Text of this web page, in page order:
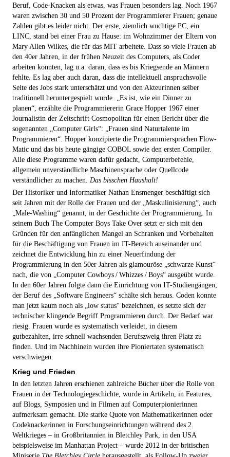
Beruf, Code-Knacken als etwas, was Frauen besonders lag. Noch 1967
waren zwischen 30 und 50 Prozent der Programmierer Frauen; genaue
Zahlen gibt es leider nicht. Der erste, ziemlich wuchtige PC, ein
LINC, stand bei einer Frau zu Hause: im Wohnzimmer der Eltern von
Mary Allen Wilkes, die für das MIT arbeitete. Dass so viele Frauen ab
den 40er Jahren, in der frühen Neuzeit des Computers, als Coder
arbeiten konnten, lag u.a. daran, dass es bis Kriegsende an Männern
fehlte. Es lag aber auch daran, dass die intellektuell anspruchsvolle
Seite des Jobs stark unterschätzt und von den Akteurinnen selber
traditionell heruntergespielt wurde. „Es ist, wie ein Dinner zu
planen“, erzählte die Programmiererin Grace Hopper 1967 einer
Journalistin der Zeitschrift Cosmopolitan für einen Bericht über die
sogenannten „Computer Girls“: „Frauen sind Naturtalente im
Programmieren“. Hopper konzipierte die Programmiersprachen Flow-
Matic und das bis heute gängige COBOL sowie den ersten Compiler.
Alle diese Programme waren dafür gedacht, Computerbefehle,
allgemein unverständliche Maschinensprache oder Quellcode
verständlicher zu machen. Das bisschen Haushalt!
Der Historiker und Informatiker Nathan Ensmenger beschäftigt sich
seit Jahren mit der Rolle der Frauen und der „Maskulinisierung“, auch
„Male-Washing“ genannt, in der Geschichte der Programmierung. In
seinem Buch The Computer Boys Take Over setzt er sich mit den
Gründen für den anfänglichen Mangel an Schranken und Vorbehalten
für die Beschäftigung von Frauen im IT-Bereich auseinander und
zeichnet die Entwicklung hin zu einer Neuerfindung der
Programmierung in den 50er Jahren als glamouröse „schwarze Kunst“
nach, die von „Computer Cowboys / Whizzes / ­Boys“ ausgeübt wurde.
In den 60er Jahren folgte dann die Einrichtung von IT-Studiengängen;
der Beruf des „Software Engineers“ schälte sich heraus. Coden konnte
man jetzt kaum noch als „low status“ bezeichnen, es setzte sich der
technischer klingende Begriff Programmieren durch. Der Bedarf war
riesig. Frauen wurde es systematisch verleidet, in diesem
gutbezahlten, irre schnell wachsenden Berufszweig ihren Platz zu
finden. Und im Nachhinein wurden ihre Pioniertaten systematisch
verschwiegen.
Krieg und Frieden
In den letzten Jahren erschienen zahlreiche Bücher über die Rolle von
Frauen in der Technologiegeschichte, wurde in Artikeln, in Features,
auf Blogs, Symposien und in Filmen auf Computerpionier­innen
aufmerksam gemacht. Die starke Quote von Mathematikerinnen oder
Codeknackerinnen in Forschungseinrichtungen während des 2.
Weltkrieges – in Großbritannien in Bletchley Park, in den USA
beispielsweise im Manhattan Project – wurde 2012 in der britischen